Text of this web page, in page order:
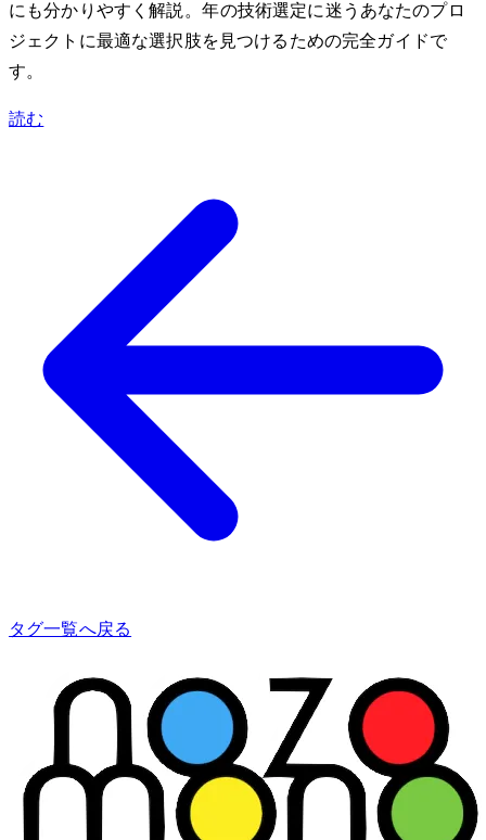
にも分かりやすく解説。2024年の技術選定に迷うあなたのプロ
ジェクトに最適な選択肢を見つけるための完全ガイドで
す。
読む
タグ一覧へ戻る